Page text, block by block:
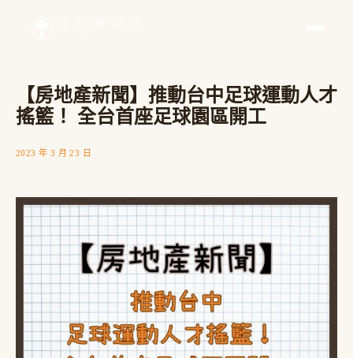
【房地產新聞】推動台中足球運動人才
搖籃！ 全台首座足球園區開工
2023 年 3 月 23 日